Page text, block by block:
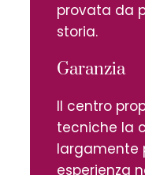
provata da
storia.
Garanzia
Il centro
tecniche la
largamente
esperienza